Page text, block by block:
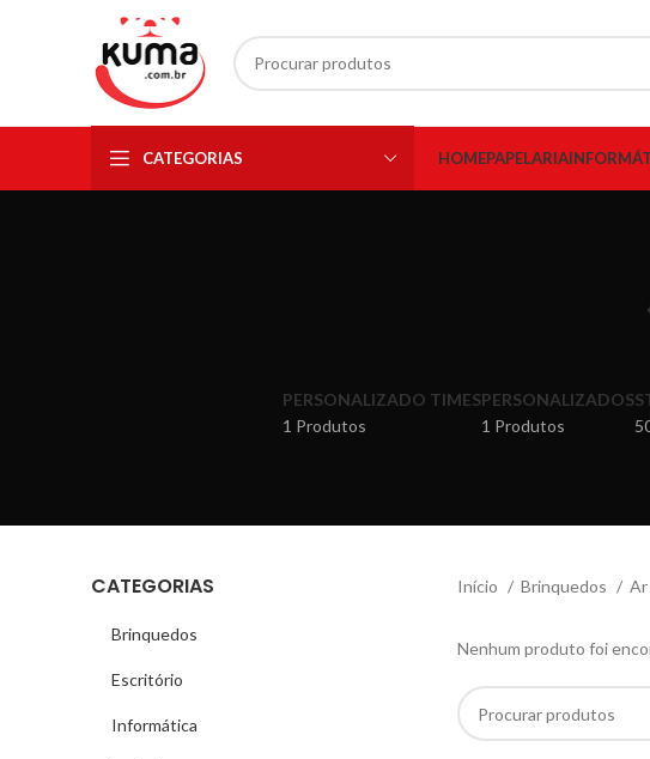
CATEGORIAS HOMEPAPELARIA
PERSONALIZADO TIMES
1 Produtos
PERSONALIZADOS
1 Produtos
CATEGORIAS
Brinquedos
Escritório
Informática
Início Brinquedos Ar
Nenhum produto foi